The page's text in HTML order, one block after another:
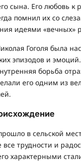
сына. Его любовь к
помнил их со
идеями «вечных»
Гоголя была
эпизодов и
борьба
его одним из
в сельской
все трудности и
характерными